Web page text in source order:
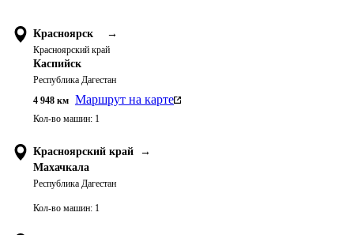
Красноярск →
Красноярский край
Каспийск
Республика Дагестан
4 948 км Маршрут на карте
Кол-во машин: 1
Красноярский край
→
Махачкала
Республика Дагестан
Кол-во машин: 1